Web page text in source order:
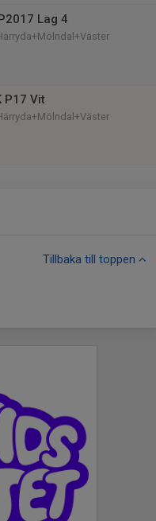
Lag 4
P17 Vit
Tillbaka till toppen